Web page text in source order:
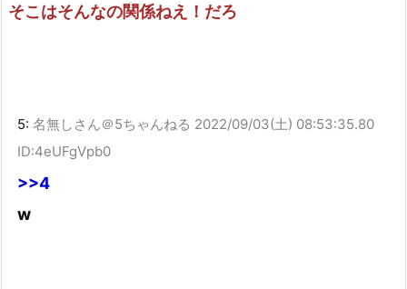
そこはそんなの関係ねえ！だろ
5: 名無しさん＠5ちゃんねる 2022/09/03(土) 08:53:35.80
ID:4eUFgVpb0
>>4
w